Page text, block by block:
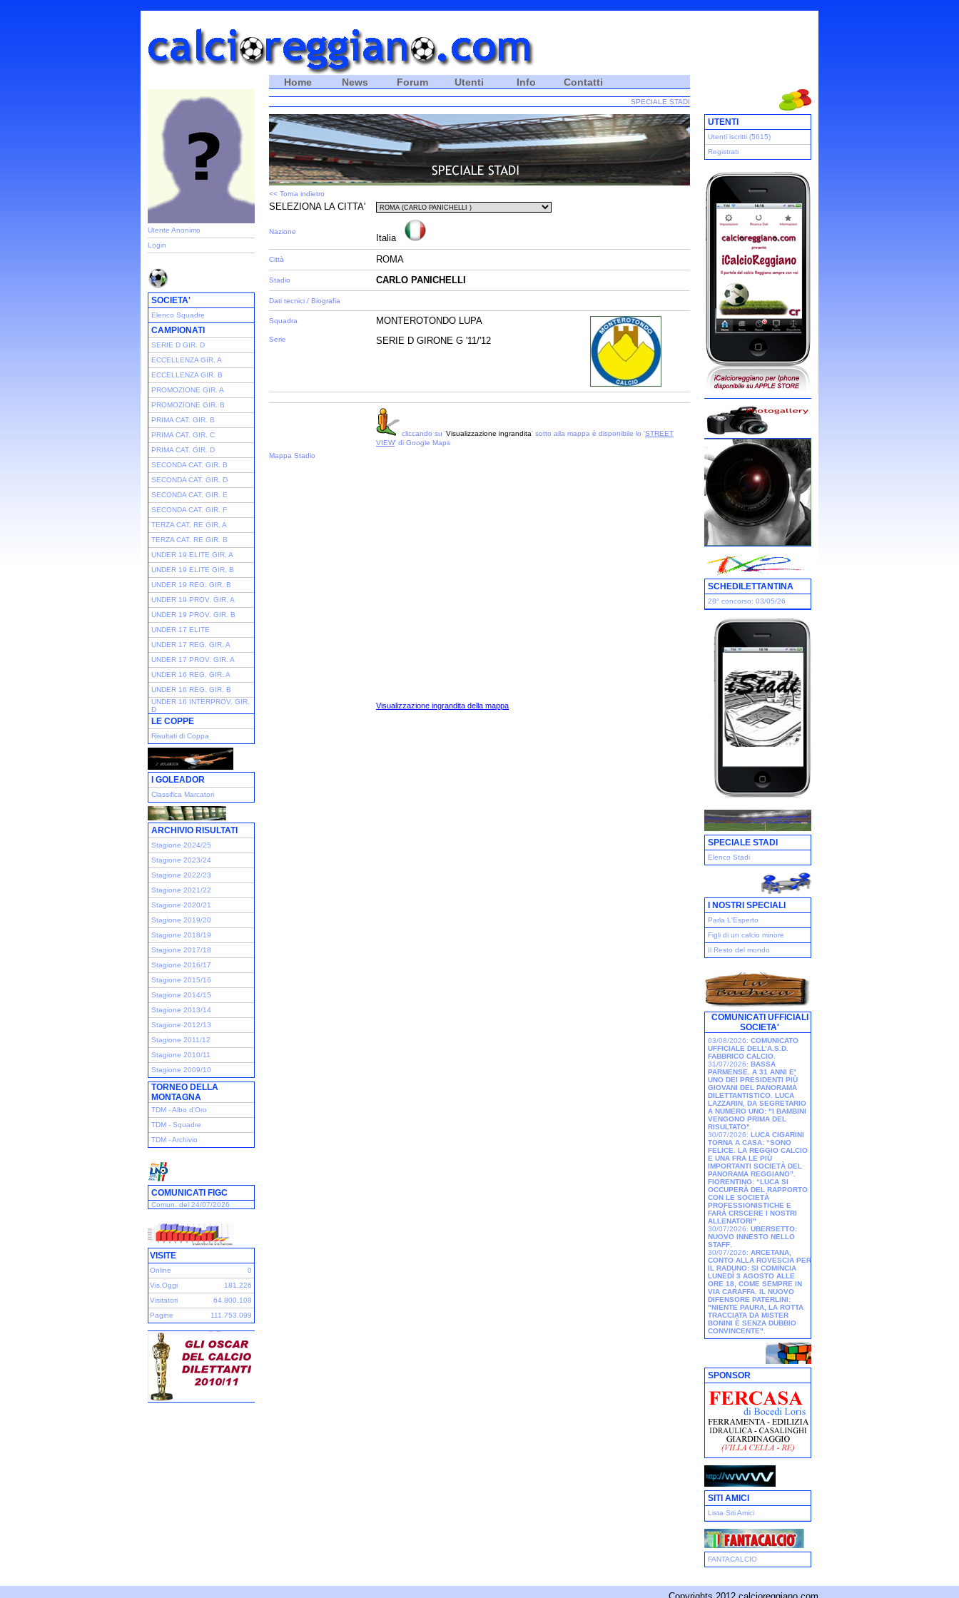
Utente Anonimo
Login
SOCIETA'
Elenco Squadre
CAMPIONATI
SERIE D GIR. D
ECCELLENZA GIR. A
ECCELLENZA GIR. B
PROMOZIONE GIR. A
PROMOZIONE GIR. B
PRIMA CAT. GIR. B
PRIMA CAT. GIR. C
PRIMA CAT. GIR. D
SECONDA CAT. GIR. B
SECONDA CAT. GIR. D
SECONDA CAT. GIR. E
SECONDA CAT. GIR. F
TERZA CAT. RE GIR. A
TERZA CAT. RE GIR. B
UNDER 19 ELITE GIR. A
UNDER 19 ELITE GIR. B
UNDER 19 REG. GIR. B
UNDER 19 PROV. GIR. A
UNDER 19 PROV. GIR. B
UNDER 17 ELITE
UNDER 17 REG. GIR. A
UNDER 17 PROV. GIR. A
UNDER 16 REG. GIR. A
UNDER 16 REG. GIR. B
UNDER 16 INTERPROV. GIR.
D
LE COPPE
Risultati di Coppa
I GOLEADOR
Classifica Marcatori
ARCHIVIO RISULTATI
Stagione 2024/25
Stagione 2023/24
Stagione 2022/23
Stagione 2021/22
Stagione 2020/21
Stagione 2019/20
Stagione 2018/19
Stagione 2017/18
Stagione 2016/17
Stagione 2015/16
Stagione 2014/15
Stagione 2013/14
Stagione 2012/13
Stagione 2011/12
Stagione 2010/11
Stagione 2009/10
TORNEO DELLA
MONTAGNA
TDM - Albo d'Oro
TDM - Squadre
TDM - Archivio
COMUNICATI FIGC
Comun. del 24/07/2026
VISITE
Online
0
Vis.Oggi
181.226
Visitatori
64.800.108
Pagine
111.753.099
Home News Forum Utenti Info Contatti
SPECIALE STADI
<< Torna indietro
SELEZIONA LA CITTA'
Nazione
Italia
Città ROMA
Stadio CARLO PANICHELLI
Dati tecnici / Biografia
Squadra
Serie
MONTEROTONDO LUPA
SERIE D GIRONE G '11/'12
cliccando su 'Visualizzazione ingrandita' sotto alla mappa è disponibile lo 'STREET
VIEW' di Google Maps
Mappa Stadio
Visualizzazione ingrandita della mappa
UTENTI
Utenti iscritti (5615)
Registrati
SCHEDILETTANTINA
28° concorso: 03/05/26
SPECIALE STADI
Elenco Stadi
I NOSTRI SPECIALI
Parla L'Esperto
Figli di un calcio minore
Il Resto del mondo
COMUNICATI UFFICIALI
SOCIETA'
03/08/2026: COMUNICATO
UFFICIALE DELL’A.S.D.
FABBRICO CALCIO
31/07/2026: BASSA
PARMENSE. A 31 ANNI E'
UNO DEI PRESIDENTI PIÙ
GIOVANI DEL PANORAMA
DILETTANTISTICO. LUCA
LAZZARIN, DA SEGRETARIO
A NUMERO UNO: "I BAMBINI
VENGONO PRIMA DEL
RISULTATO"
30/07/2026: LUCA CIGARINI
TORNA A CASA: “SONO
FELICE. LA REGGIO CALCIO
E UNA FRA LE PIÙ
IMPORTANTI SOCIETÀ DEL
PANORAMA REGGIANO”.
FIORENTINO: “LUCA SI
OCCUPERÀ DEL RAPPORTO
CON LE SOCIETÀ
PROFESSIONISTICHE E
FARÀ CRSCERE I NOSTRI
ALLENATORI"
30/07/2026: UBERSETTO:
NUOVO INNESTO NELLO
STAFF
30/07/2026: ARCETANA,
CONTO ALLA ROVESCIA PER
IL RADUNO: SI COMINCIA
LUNEDÌ 3 AGOSTO ALLE
ORE 18, COME SEMPRE IN
VIA CARAFFA. IL NUOVO
DIFENSORE PATERLINI:
"NIENTE PAURA, LA ROTTA
TRACCIATA DA MISTER
BONINI È SENZA DUBBIO
CONVINCENTE"
SPONSOR
SITI AMICI
Lista Siti Amici
FANTACALCIO